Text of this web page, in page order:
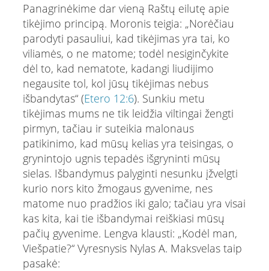
Panagrinėkime dar vieną Raštų eilutę apie
tikėjimo principą. Moronis teigia: „Norėčiau
parodyti pasauliui, kad tikėjimas yra tai, ko
viliamės, o ne matome; todėl nesiginčykite
dėl to, kad nematote, kadangi liudijimo
negausite tol, kol jūsų tikėjimas nebus
išbandytas“ (Etero 12:6). Sunkiu metu
tikėjimas mums ne tik leidžia viltingai žengti
pirmyn, tačiau ir suteikia malonaus
patikinimo, kad mūsų kelias yra teisingas, o
grynintojo ugnis tepadės išgryninti mūsų
sielas. Išbandymus palyginti nesunku įžvelgti
kurio nors kito žmogaus gyvenime, nes
matome nuo pradžios iki galo; tačiau yra visai
kas kita, kai tie išbandymai reiškiasi mūsų
pačių gyvenime. Lengva klausti: „Kodėl man,
Viešpatie?“ Vyresnysis Nylas A. Maksvelas taip
pasakė: